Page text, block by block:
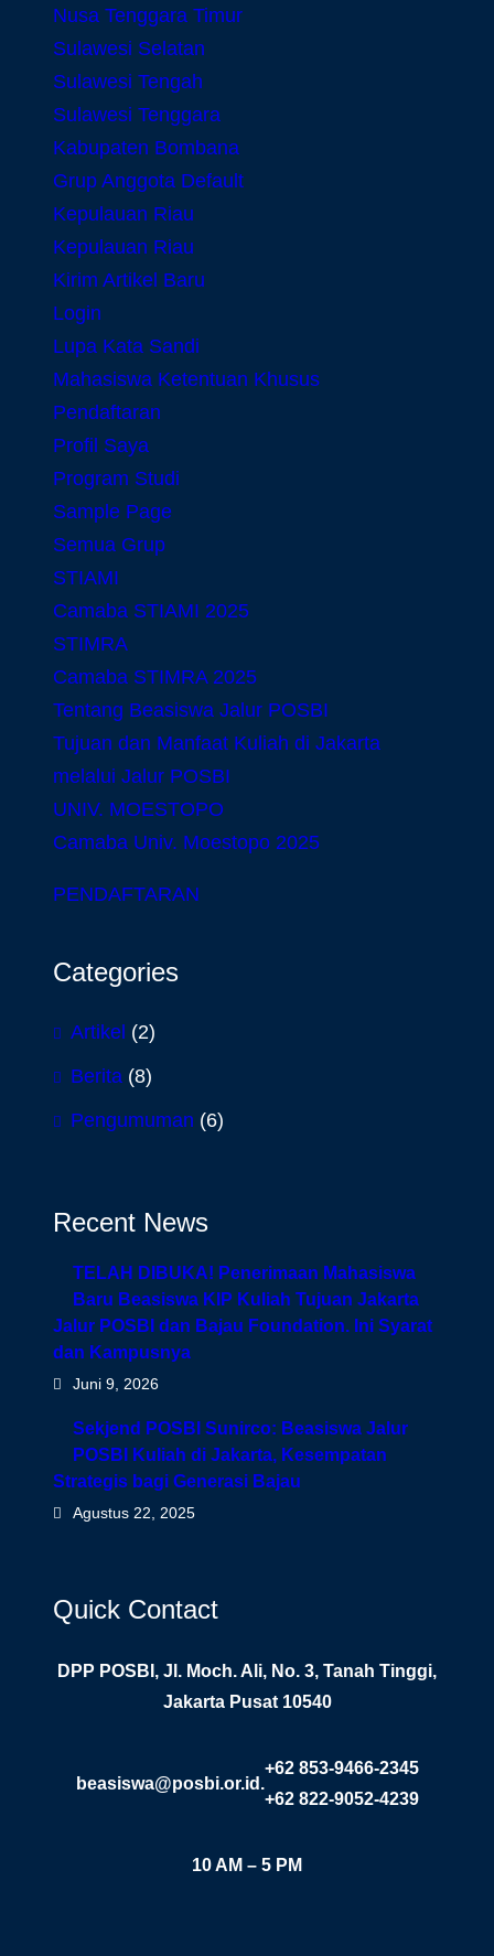
Nusa Tenggara Timur
Sulawesi Selatan
Sulawesi Tengah
Sulawesi Tenggara
Kabupaten Bombana
Grup Anggota Default
Kepulauan Riau
Kepulauan Riau
Kirim Artikel Baru
Login
Lupa Kata Sandi
Mahasiswa Ketentuan Khusus
Pendaftaran
Profil Saya
Program Studi
Sample Page
Semua Grup
STIAMI
Camaba STIAMI 2025
STIMRA
Camaba STIMRA 2025
Tentang Beasiswa Jalur POSBI
Tujuan dan Manfaat Kuliah di Jakarta
melalui Jalur POSBI
UNIV. MOESTOPO
Camaba Univ. Moestopo 2025
PENDAFTARAN
Categories
Artikel (2)
Berita (8)
Pengumuman (6)
Recent News
TELAH DIBUKA! Penerimaan Mahasiswa
Baru Beasiswa KIP Kuliah Tujuan Jakarta
Jalur POSBI dan Bajau Foundation. Ini Syarat
dan Kampusnya
Juni 9, 2026
Sekjend POSBI Sunirco: Beasiswa Jalur
POSBI Kuliah di Jakarta, Kesempatan
Strategis bagi Generasi Bajau
Agustus 22, 2025
Quick Contact
DPP POSBI, Jl. Moch. Ali, No. 3, Tanah Tinggi,
Jakarta Pusat 10540
beasiswa@posbi.or.id.
+62 853-9466-2345
+62 822-9052-4239
10 AM – 5 PM